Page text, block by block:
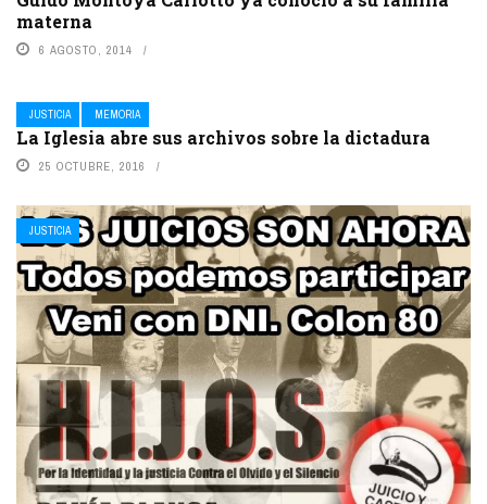
materna
6 AGOSTO, 2014
JUSTICIA MEMORIA
La Iglesia abre sus archivos sobre la dictadura
25 OCTUBRE, 2016
JUSTICIA